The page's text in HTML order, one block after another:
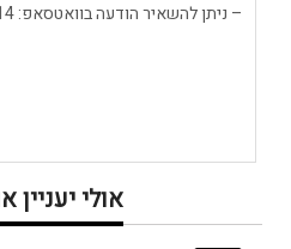
– ניתן להשאיר הודעה בוואטסאפ: 055-9511314.
אולי יעניין